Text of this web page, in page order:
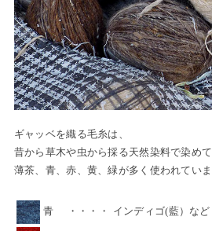
ギャッベを織る毛糸は、
昔から草木や虫から採る天然染料で染めて
薄茶、青、赤、黄、緑が多く使われていま
青 ・・・・ インディゴ(藍）など